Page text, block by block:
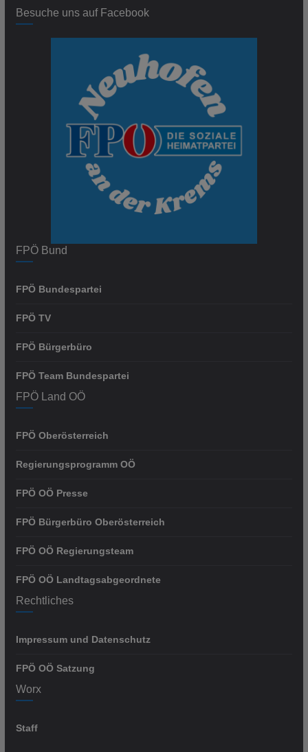
Besuche uns auf Facebook
FPÖ Bund
FPÖ Bundespartei
FPÖ TV
FPÖ Bürgerbüro
FPÖ Team Bundespartei
FPÖ Land OÖ
FPÖ Oberösterreich
Regierungsprogramm OÖ
FPÖ OÖ Presse
FPÖ Bürgerbüro Oberösterreich
FPÖ OÖ Regierungsteam
FPÖ OÖ Landtagsabgeordnete
Rechtliches
Impressum und Datenschutz
FPÖ OÖ Satzung
Worx
Staff